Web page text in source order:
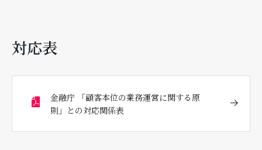
対応表
金融庁 「顧客本位の業務運営に関する原
則」との対応関係表